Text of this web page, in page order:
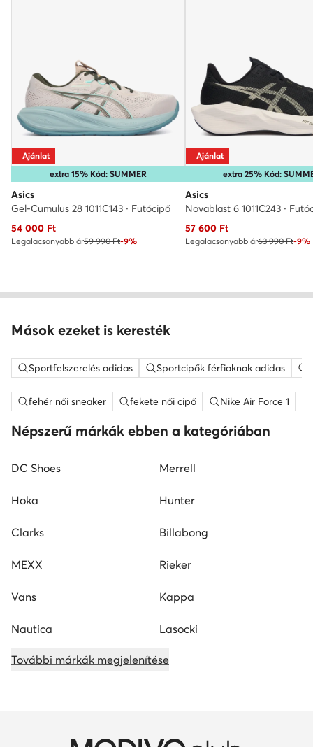
extra 15% Kód: SUMMER
Ajánlat
Asics
Gel-Cumulus 28 1011C143 · Futócipő
Aktuális ár
54 000 Ft
Legalacsonyabb ár59 990 Ft-9%
extra 25% Kód:
Ajánlat
Asics
Novablast 6 1011C243 ·
Aktuális ár
57 600Ft
Legalacsonyabb ár63 990 Ft-9%
Mások ezeket is keresték
Sportfelszerelés adidas Sportcipők férfiaknak adidas
fehér női sneaker fekete női cipő Nike Air Force 1
Népszerű márkák ebben a kategóriában
DC Shoes Merrell
Hoka Hunter
Clarks Billabong
MEXX Rieker
Vans Kappa
Nautica Lasocki
További márkák megjelenítése